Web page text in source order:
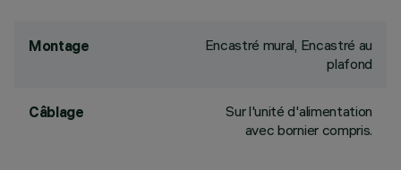
Montage
Encastré mural, Encastré au
plafond
Câblage
Sur l'unité d'alimentation
avec bornier compris.